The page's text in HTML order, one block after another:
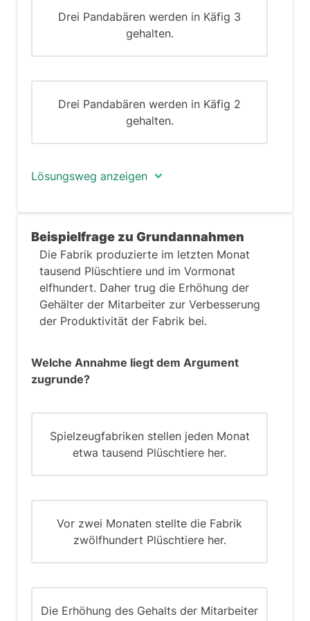
Drei Pandabären werden in Käfig 3
gehalten.
Drei Pandabären werden in Käfig 2
gehalten.
Lösungsweg anzeigen
Pandabären werden im Käfig 2 gehalten.
Die richtige Antwort auf diese Frage ist
die einzige Antwort, die nicht möglich
ist. Das bedeutet, dass die vier falschen
Antwortmöglichkeiten zumindest
Um eine Antwort auszuschließen, sollte
Antwort (A) - Dies ist eine mögliche
K,M J L,N,K,M J L,N
Anordnung, bei der es genau zwei
Beispielfrage zu Grundannahmen
Die Fabrik produzierte im letzten Monat
tausend Plüschtiere und im Vormonat
elfhundert. Daher trug die Erhöhung der
Gehälter der Mitarbeiter zur Verbesserung
der Produktivität der Fabrik bei.
Welche Annahme liegt dem Argument
zugrunde?
Spielzeugfabriken stellen jeden Monat
etwa tausend Plüschtiere her.
Vor zwei Monaten stellte die Fabrik
zwölfhundert Plüschtiere her.
Die Erhöhung des Gehalts der Mitarbeiter